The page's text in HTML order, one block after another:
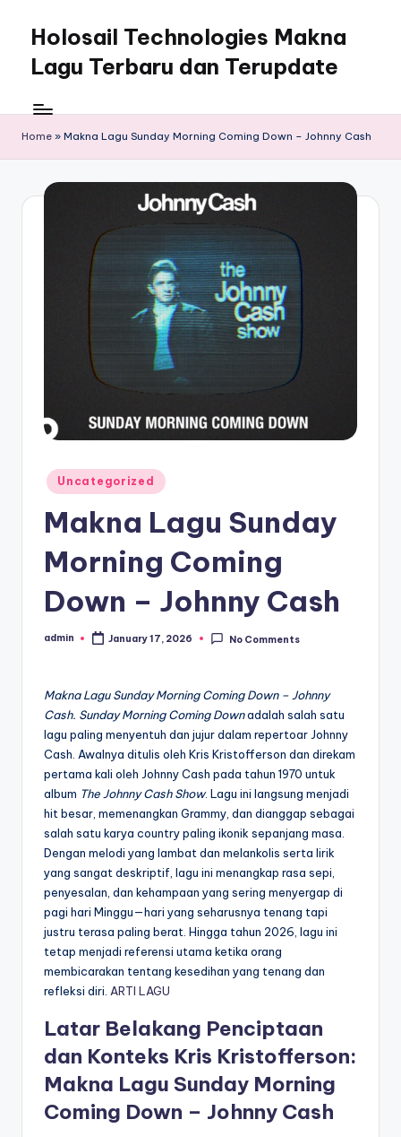
content
Holosail Technologies Makna
Lagu Terbaru dan Terupdate
Home » Makna Lagu Sunday Morning Coming Down – Johnny Cash
Posted
in
Uncategorized
Makna Lagu Sunday
Morning Coming
Down – Johnny Cash
Posted
admin January 17, 2026 No Comments
Makna Lagu Sunday Morning Coming Down – Johnny
Cash. Sunday Morning Coming Downadalah salah satu
lagu paling menyentuh dan jujur dalam repertoar Johnny
Cash. Awalnya ditulis oleh Kris Kristofferson dan direkam
pertama kali oleh Johnny Cash pada tahun 1970 untuk
album The Johnny Cash Show. Lagu ini langsung menjadi
hit besar, memenangkan Grammy, dan dianggap sebagai
salah satu karya country paling ikonik sepanjang masa.
Dengan melodi yang lambat dan melankolis serta lirik
yang sangat deskriptif, lagu ini menangkap rasa sepi,
penyesalan, dan kehampaan yang sering menyergap di
pagi hari Minggu—hari yang seharusnya tenang tapi
justru terasa paling berat. Hingga tahun 2026, lagu ini
tetap menjadi referensi utama ketika orang
membicarakan tentang kesedihan yang tenang dan
refleksi diri. ARTI LAGU
Latar Belakang Penciptaan
dan Konteks Kris Kristofferson:
Makna Lagu Sunday Morning
Coming Down – Johnny Cash